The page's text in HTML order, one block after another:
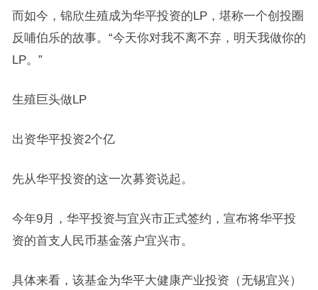
而如今，锦欣生殖成为华平投资的LP，堪称一个创投圈
反哺伯乐的故事。“今天你对我不离不弃，明天我做你的
LP。”
生殖巨头做LP
出资华平投资2个亿
先从华平投资的这一次募资说起。
今年9月，华平投资与宜兴市正式签约，宣布将华平投
资的首支人民币基金落户宜兴市。
具体来看，该基金为华平大健康产业投资（无锡宜兴）